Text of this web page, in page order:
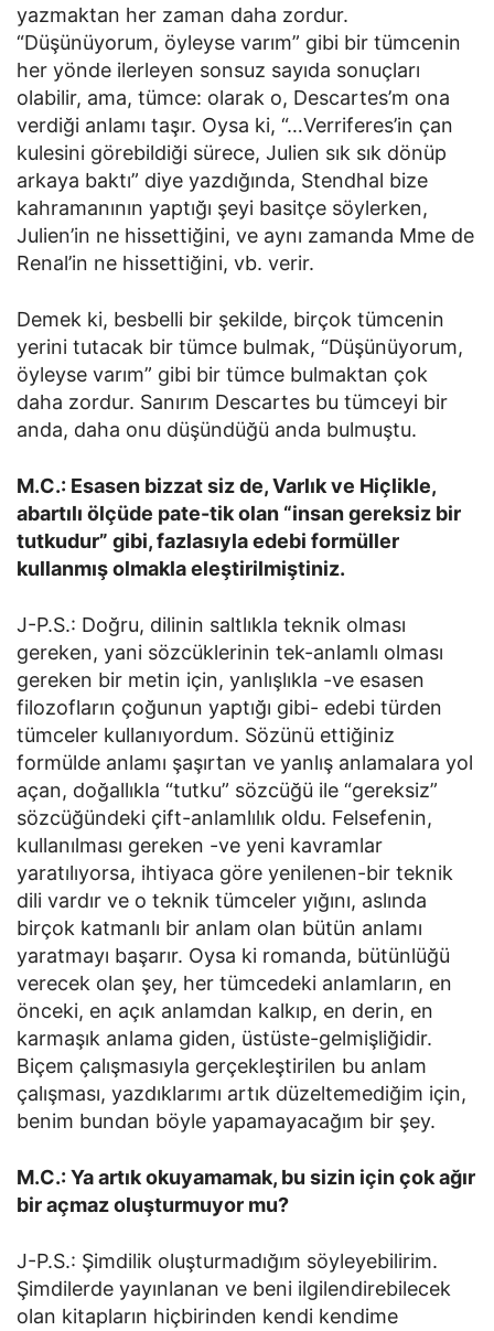
yazmaktan her zaman daha zordur.
“Düşünüyorum, öyleyse varım” gibi bir tümcenin
her yönde ilerleyen sonsuz sayıda sonuçları
olabilir, ama, tümce: olarak o, Descartes’m ona
verdiği anlamı taşır. Oysa ki, “…Verriferes’in çan
kulesini görebildiği sürece, Julien sık sık dönüp
arkaya baktı” diye yazdığında, Stendhal bize
kahramanının yaptığı şeyi basitçe söylerken,
Julien’in ne hissettiğini, ve aynı zamanda Mme de
Renal’in ne hissettiğini, vb. verir.
Demek ki, besbelli bir şekilde, birçok tümcenin
yerini tutacak bir tümce bulmak, “Düşünüyorum,
öyleyse varım” gibi bir tümce bulmaktan çok
daha zordur. Sanırım Descartes bu tümceyi bir
anda, daha onu düşündüğü anda bulmuştu.
M.C.: Esasen bizzat siz de, Varlık ve Hiçlikle,
abartılı ölçüde pate-tik olan “insan gereksiz bir
tutkudur” gibi, fazlasıyla edebi formüller
kullanmış olmakla eleştirilmiştiniz.
J-P.S.: Doğru, dilinin saltlıkla teknik olması
gereken, yani sözcüklerinin tek-anlamlı olması
gereken bir metin için, yanlışlıkla -ve esasen
filozofların çoğunun yaptığı gibi- edebi türden
tümceler kullanıyordum. Sözünü ettiğiniz
formülde anlamı şaşırtan ve yanlış anlamalara yol
açan, doğallıkla “tutku” sözcüğü ile “gereksiz”
sözcüğündeki çift-anlamlılık oldu. Felsefenin,
kullanılması gereken -ve yeni kavramlar
yaratılıyorsa, ihtiyaca göre yenilenen-bir teknik
dili vardır ve o teknik tümceler yığını, aslında
birçok katmanlı bir anlam olan bütün anlamı
yaratmayı başarır. Oysa ki romanda, bütünlüğü
verecek olan şey, her tümcedeki anlamların, en
önceki, en açık anlamdan kalkıp, en derin, en
karmaşık anlama giden, üstüste-gelmişliğidir.
Biçem çalışmasıyla gerçekleştirilen bu anlam
çalışması, yazdıklarımı artık düzeltemediğim için,
benim bundan böyle yapamayacağım bir şey.
M.C.: Ya artık okuyamamak, bu sizin için çok ağır
bir açmaz oluşturmuyor mu?
J-P.S.: Şimdilik oluşturmadığım söyleyebilirim.
Şimdilerde yayınlanan ve beni ilgilendirebilecek
olan kitapların hiçbirinden kendi kendime